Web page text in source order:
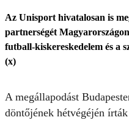
Az Unisport hivatalosan is
partnerségét
futball-kiskereskedelem és a
(x)
A megállapodást
döntőjének hétvégéjén